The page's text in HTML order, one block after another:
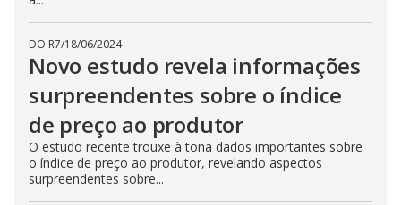
DO R7/18/06/2024
Novo estudo revela informações
surpreendentes sobre o índice
de preço ao produtor
O estudo recente trouxe à tona dados importantes sobre
o índice de preço ao produtor, revelando aspectos
surpreendentes sobre...